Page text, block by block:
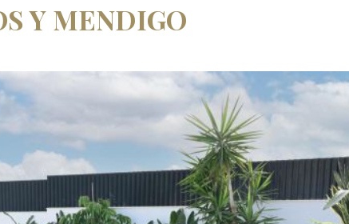
Y MENDIGO